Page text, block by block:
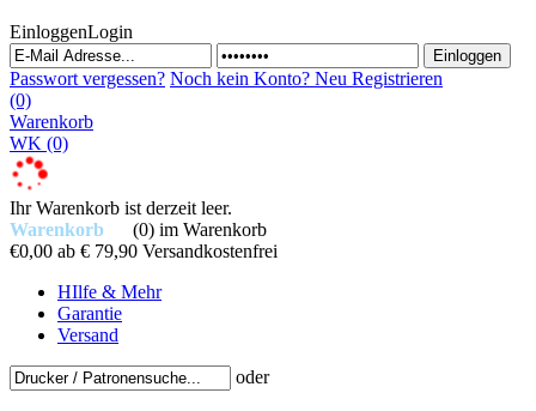
EinloggenLogin
Passwort vergessen? Noch kein Konto? Neu Registrieren
(0)
Warenkorb
WK (0)
Ihr Warenkorb ist derzeit leer.
Warenkorb
(0) im Warenkorb
€0,00 ab € 79,90 Versandkostenfrei
HIlfe & Mehr
Garantie
Versand
oder